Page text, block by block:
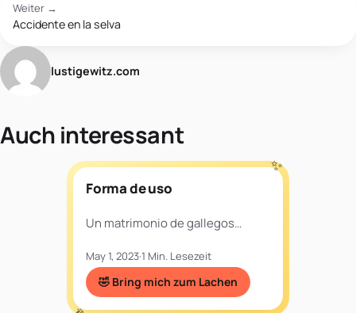
Weiter →
Accidente en la selva
lustigewitz.com
Auch interessant
Forma de uso
Un matrimonio de gallegos…
May 1, 2023·1 Min. Lesezeit
🤣 Bring mich zum Lachen